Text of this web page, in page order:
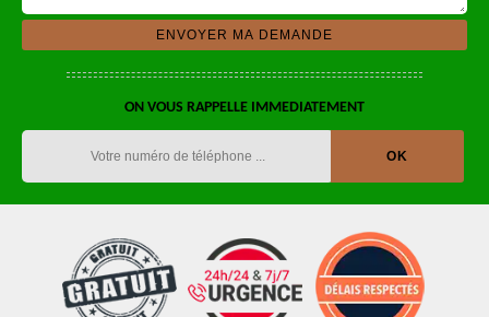
ON VOUS RAPPELLE IMMEDIATEMENT